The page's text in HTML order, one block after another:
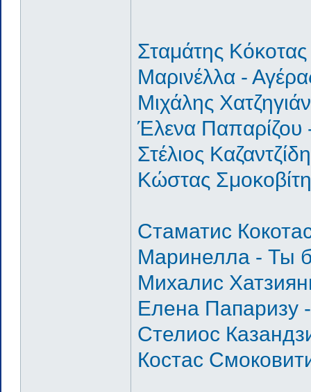
Σταμάτης
Μαρινέλλα -
Μιχάλης
Έλενα
Στέλιος
Κώστας
Стаматис
Маринелла - Ты
Михалис
Елена
Стелиос
Костас